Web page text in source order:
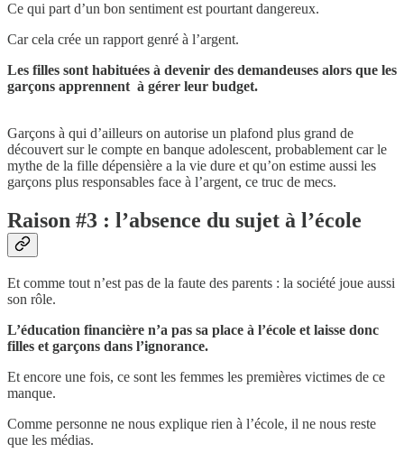
Ce qui part d’un bon sentiment est pourtant dangereux.
Car cela crée un rapport genré à l’argent.
Les filles sont habituées à devenir des demandeuses alors que les
garçons apprennent à gérer leur budget.
Garçons à qui d’ailleurs on autorise un plafond plus grand de
découvert sur le compte en banque adolescent, probablement car le
mythe de la fille dépensière a la vie dure et qu’on estime aussi les
garçons plus responsables face à l’argent, ce truc de mecs.
Raison #3 : l’absence du sujet à l’école
Et comme tout n’est pas de la faute des parents : la société joue aussi
son rôle.
L’éducation financière n’a pas sa place à l’école et laisse donc
filles et garçons dans l’ignorance.
Et encore une fois, ce sont les femmes les premières victimes de ce
manque.
Comme personne ne nous explique rien à l’école, il ne nous reste
que les médias.